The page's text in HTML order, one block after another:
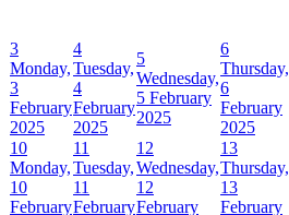
3
Monday,
3
February
2025
4
Tuesday,
4
February
2025
5
Wednesday,
5 February
2025
6
Thursday,
6
February
2025
10
Monday,
10
February
11
Tuesday,
11
February
12
Wednesday,
12
February
13
Thursday,
13
February